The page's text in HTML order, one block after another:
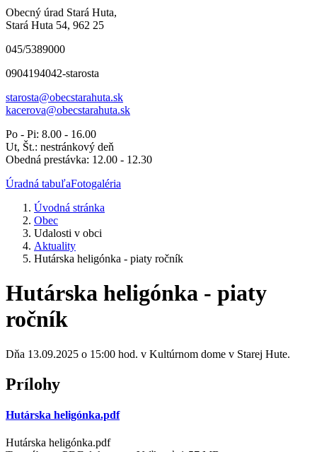
Obecný úrad Stará Huta,
Stará Huta 54, 962 25
045/5389000
0904194042-starosta
starosta@obecstarahuta.sk
kacerova@obecstarahuta.sk
Po - Pi: 8.00 - 16.00
Ut, Št.: nestránkový deň
Obedná prestávka: 12.00 - 12.30
Úradná tabuľaFotogaléria
Úvodná stránka
Obec
Udalosti v obci
Aktuality
Hutárska heligónka - piaty ročník
Hutárska heligónka - piaty
ročník
Dňa 13.09.2025 o 15:00 hod. v Kultúrnom dome v Starej Hute.
Prílohy
Hutárska heligónka.pdf
Hutárska heligónka.pdf